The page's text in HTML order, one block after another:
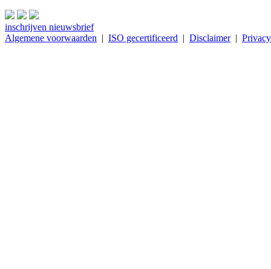
inschrijven nieuwsbrief
Algemene voorwaarden | ISO gecertificeerd | Disclaimer|